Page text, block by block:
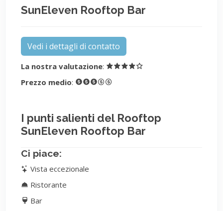
SunEleven Rooftop Bar
Vedi i dettagli di contatto
La nostra valutazione:
Prezzo medio:
I punti salienti del Rooftop
SunEleven Rooftop Bar
Ci piace:
Vista eccezionale
Ristorante
Bar